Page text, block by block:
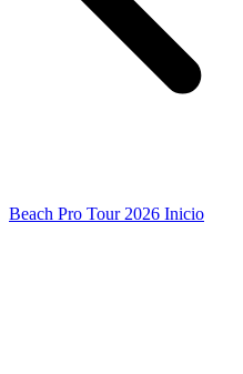
Beach Pro Tour 2026 Inicio